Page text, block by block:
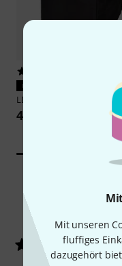
Mit unseren
fluffiges
dazugehört
PASST GARANTIERT
LD Systems Maui 28 G2
41 CHF
4.8